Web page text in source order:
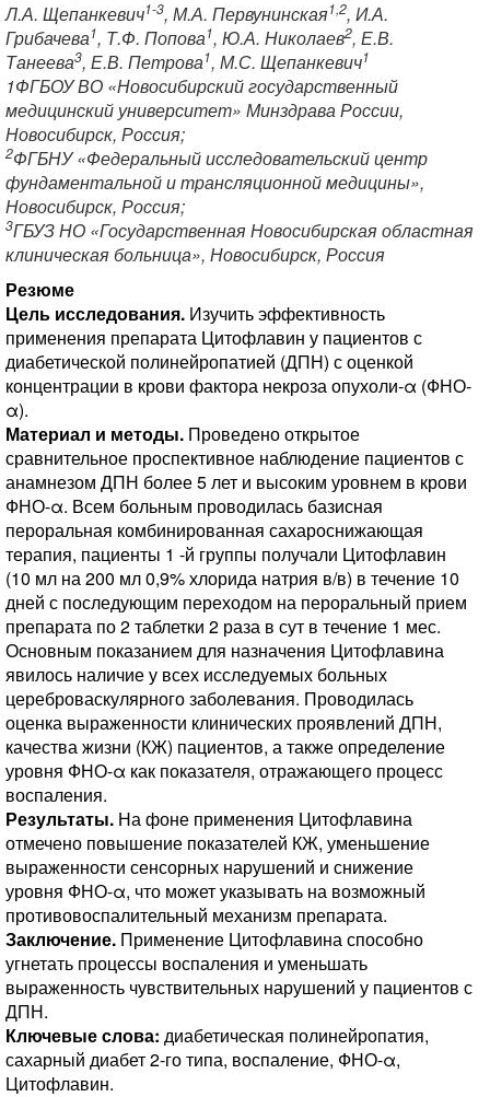
Л.А. Щепанкевич1-3, М.А. Первунинская1,2, И.А.
Грибачева1, Т.Ф. Попова1, Ю.А. Николаев2, Е.В.
Танеева3, Е.В. Петрова1, М.С. Щепанкевич1
1ФГБОУ ВО «Новосибирский государственный
медицинский университет» Минздрава России,
Новосибирск, Россия;
2ФГБНУ «Федеральный исследовательский центр
фундаментальной и трансляционной медицины»,
Новосибирск, Россия;
3ГБУЗ НО «Государственная Новосибирская областная
клиническая больница», Новосибирск, Россия
Резюме
Цель исследования. Изучить эффективность
применения препарата Цитофлавин у пациентов с
диабетической полинейропатией (ДПН) с оценкой
концентрации в крови фактора некроза опухоли-α (ФНО-
α).
Материал и методы. Проведено открытое
сравнительное проспективное наблюдение пациентов с
анамнезом ДПН более 5 лет и высоким уровнем в крови
ФНО-α. Всем больным проводилась базисная
пероральная комбинированная сахароснижающая
терапия, пациенты 1 -й группы получали Цитофлавин
(10 мл на 200 мл 0,9% хлорида натрия в/в) в течение 10
дней с последующим переходом на пероральный прием
препарата по 2 таблетки 2 раза в сут в течение 1 мес.
Основным показанием для назначения Цитофлавина
явилось наличие у всех исследуемых больных
цереброваскулярного заболевания. Проводилась
оценка выраженности клинических проявлений ДПН,
качества жизни (КЖ) пациентов, а также определение
уровня ФНО-α как показателя, отражающего процесс
воспаления.
Результаты. На фоне применения Цитофлавина
отмечено повышение показателей КЖ, уменьшение
выраженности сенсорных нарушений и снижение
уровня ФНО-α, что может указывать на возможный
противовоспалительный механизм препарата.
Заключение. Применение Цитофлавина способно
угнетать процессы воспаления и уменьшать
выраженность чувствительных нарушений у пациентов с
ДПН.
Ключевые слова: диабетическая полинейропатия,
сахарный диабет 2-го типа, воспаление, ФНО-α,
Цитофлавин.